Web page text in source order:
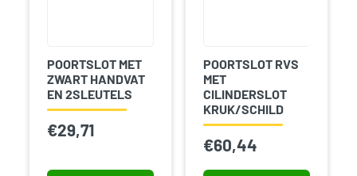
POORTSLOT MET
ZWART HANDVAT
EN 2SLEUTELS
€29,71
POORTSLOT RVS
MET
CILINDERSLOT
KRUK/SCHILD
€60,44